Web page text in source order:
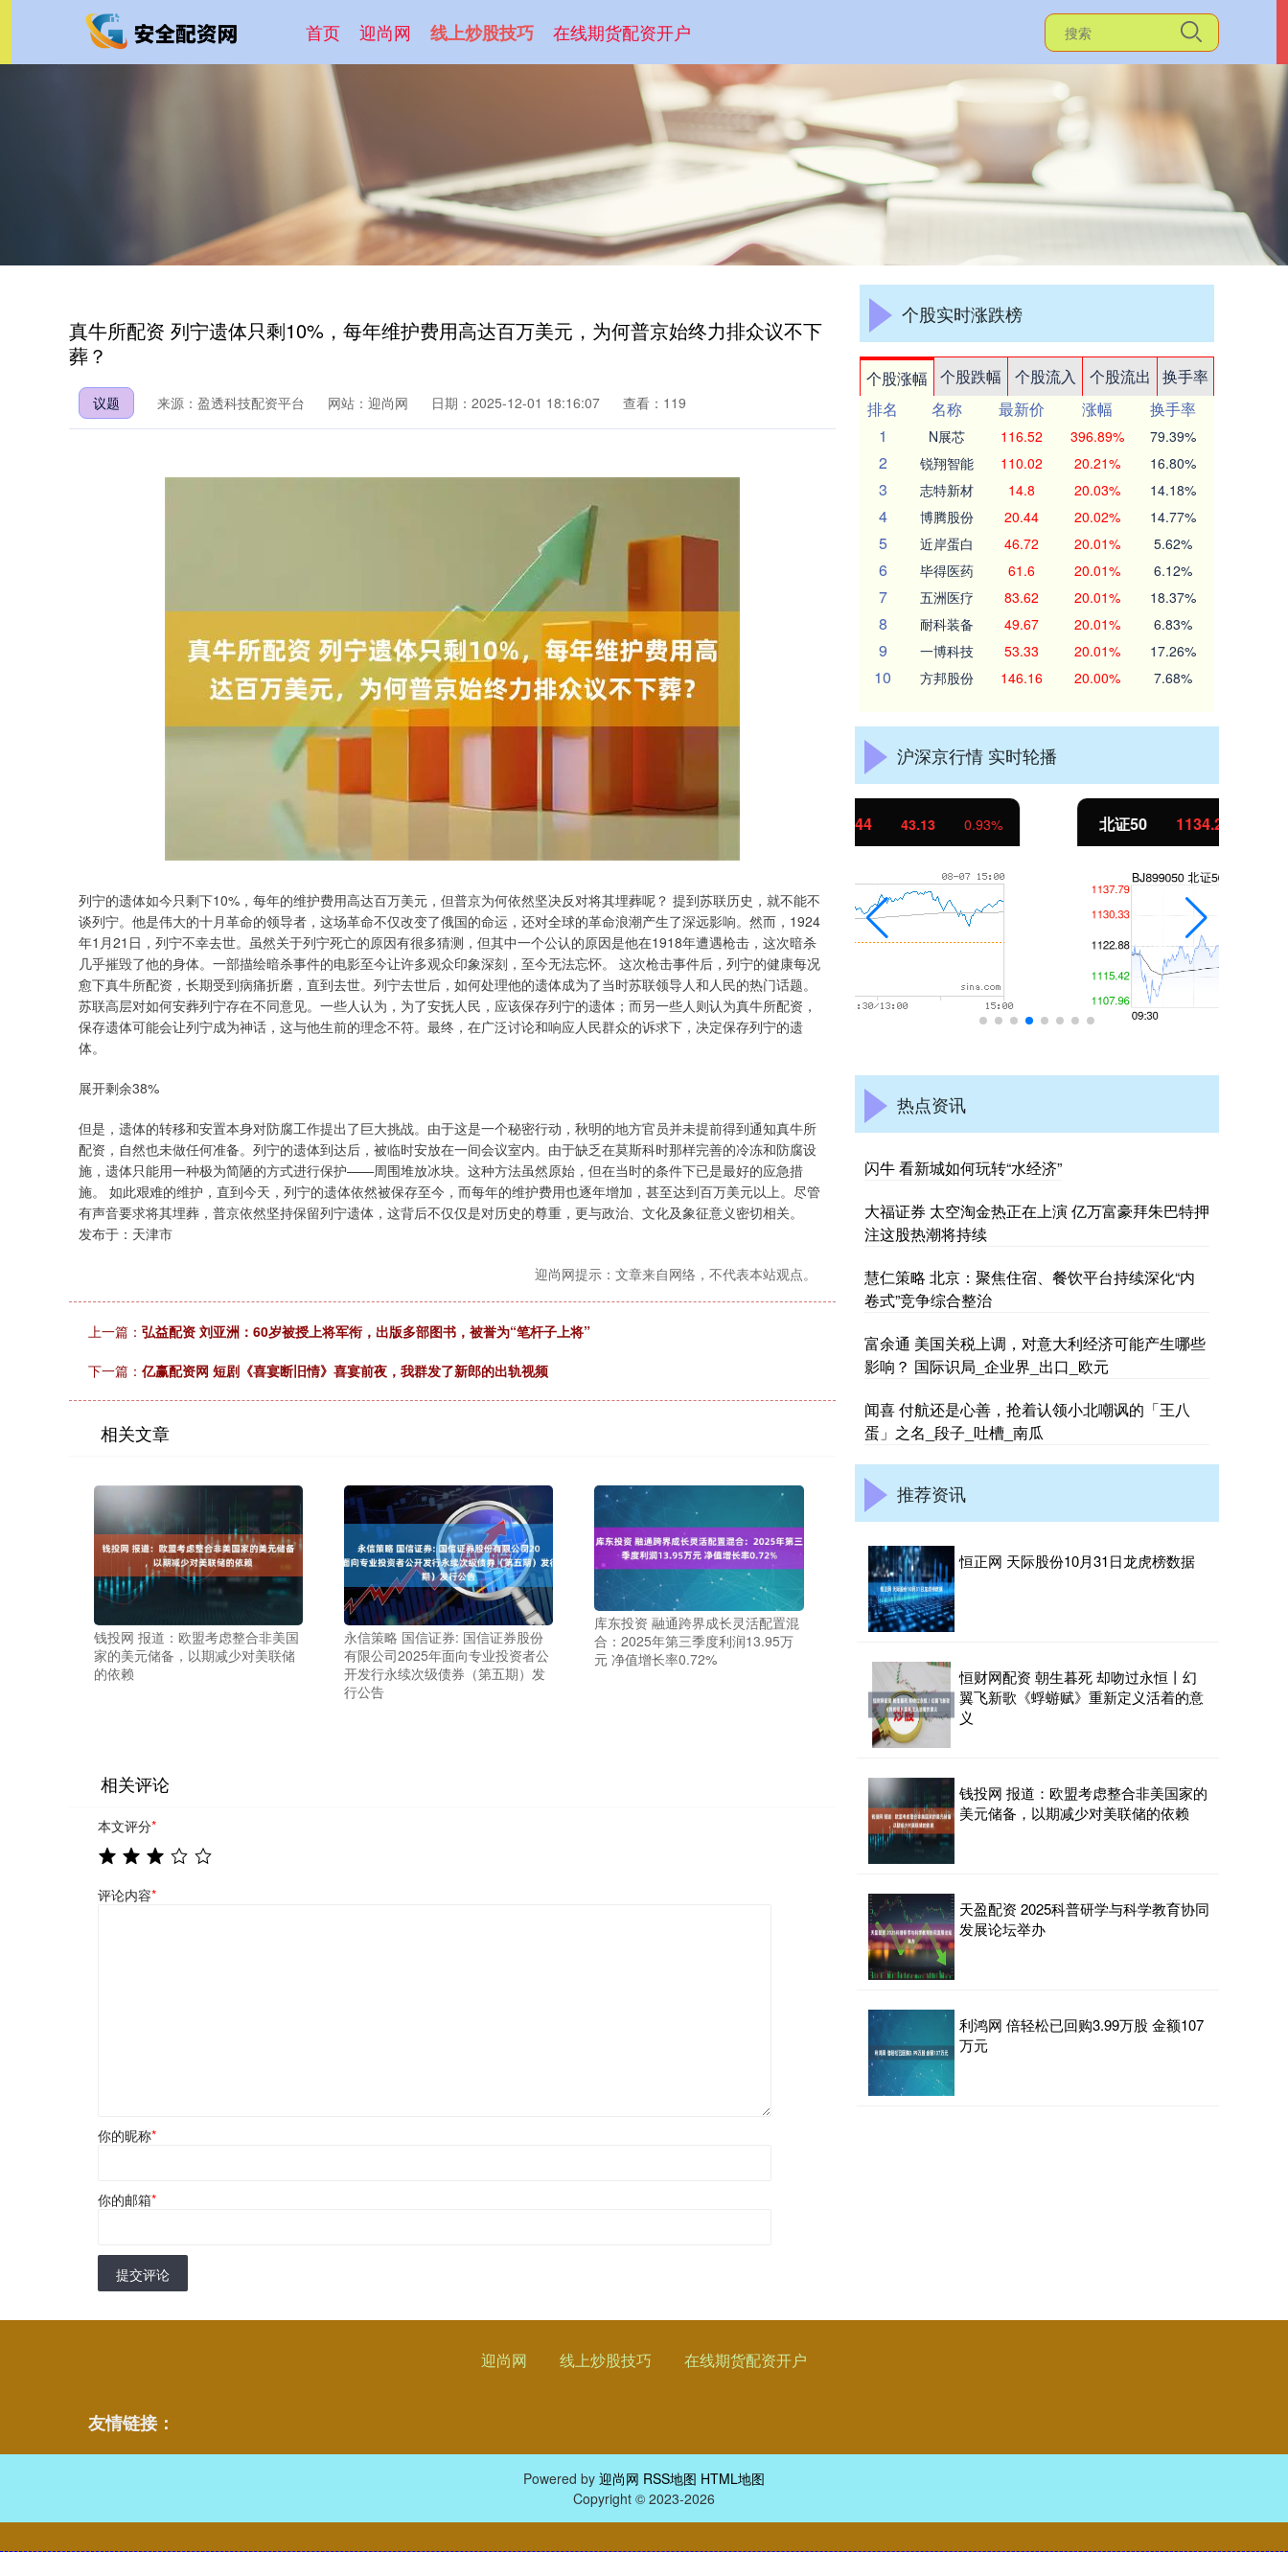
首页 迎尚网 线上炒股技巧 在线期货配资开户
真牛所配资 列宁遗体只剩10%，每年维护费用高达百万美元，为何普京始终力排众议不下
葬？
议题 来源：盈透科技配资平台 网站：迎尚网 日期：2025-12-01 18:16:07 查看：119
列宁的遗体如今只剩下10%，每年的维护费用高达百万美元，但普京为何依然坚决反对将其埋葬呢？ 提到苏联历史，就不能不
谈列宁。他是伟大的十月革命的领导者，这场革命不仅改变了俄国的命运，还对全球的革命浪潮产生了深远影响。然而，1924
年1月21日，列宁不幸去世。虽然关于列宁死亡的原因有很多猜测，但其中一个公认的原因是他在1918年遭遇枪击，这次暗杀
几乎摧毁了他的身体。一部描绘暗杀事件的电影至今让许多观众印象深刻，至今无法忘怀。 这次枪击事件后，列宁的健康每况
愈下真牛所配资，长期受到病痛折磨，直到去世。列宁去世后，如何处理他的遗体成为了当时苏联领导人和人民的热门话题。
苏联高层对如何安葬列宁存在不同意见。一些人认为，为了安抚人民，应该保存列宁的遗体；而另一些人则认为真牛所配资，
保存遗体可能会让列宁成为神话，这与他生前的理念不符。最终，在广泛讨论和响应人民群众的诉求下，决定保存列宁的遗
体。
展开剩余38%
但是，遗体的转移和安置本身对防腐工作提出了巨大挑战。由于这是一个秘密行动，秋明的地方官员并未提前得到通知真牛所
配资，自然也未做任何准备。列宁的遗体到达后，被临时安放在一间会议室内。由于缺乏在莫斯科时那样完善的冷冻和防腐设
施，遗体只能用一种极为简陋的方式进行保护——周围堆放冰块。这种方法虽然原始，但在当时的条件下已是最好的应急措
施。 如此艰难的维护，直到今天，列宁的遗体依然被保存至今，而每年的维护费用也逐年增加，甚至达到百万美元以上。尽管
有声音要求将其埋葬，普京依然坚持保留列宁遗体，这背后不仅仅是对历史的尊重，更与政治、文化及象征意义密切相关。
发布于：天津市
迎尚网提示：文章来自网络，不代表本站观点。
上一篇： 弘益配资 刘亚洲：60岁被授上将军衔，出版多部图书，被誉为“笔杆子上将”
下一篇： 亿赢配资网 短剧《喜宴断旧情》喜宴前夜，我群发了新郎的出轨视频
相关文章
钱投网 报道：欧盟考虑整合非美国
家的美元储备，以期减少对美联储
的依赖
永信策略 国信证券: 国信证券股份
有限公司2025年面向专业投资者公
开发行永续次级债券（第五期）发
行公告
库东投资 融通跨界成长灵活配置混
合：2025年第三季度利润13.95万
元 净值增长率0.72%
相关评论
本文评分*
评论内容*
你的昵称*
你的邮箱*
提交评论
个股实时涨跌榜
个股涨幅 个股跌幅 个股流入 个股流出
换手率
排名
名称 最新价 涨幅
换手率
1
N展芯 116.52 396.89% 79.39%
2 锐翔智能 110.02 20.21% 16.80%
3 志特新材 14.8 20.03% 14.18%
4 博腾股份 20.44 20.02% 14.77%
5 近岸蛋白 46.72 20.01% 5.62%
6 毕得医药 61.6 20.01% 6.12%
7 五洲医疗 83.62 20.01% 18.37%
8 耐科装备 49.67 20.01% 6.83%
9 一博科技 53.33 20.01% 17.26%
10 方邦股份 146.16 20.00% 7.68%
沪深京行情 实时轮播
14311.01 沪深300 4694.44 43.13 北证50 1134.24 11.37 1.01%
热点资讯
闪牛 看新城如何玩转“水经济”
大福证券 太空淘金热正在上演 亿万富豪拜朱巴特押
注这股热潮将持续
慧仁策略 北京：聚焦住宿、餐饮平台持续深化“内
卷式”竞争综合整治
富余通 美国关税上调，对意大利经济可能产生哪些
影响？ 国际识局_企业界_出口_欧元
闻喜 付航还是心善，抢着认领小北嘲讽的「王八
蛋」之名_段子_吐槽_南瓜
推荐资讯
恒正网 天际股份10月31日龙虎榜数据
恒财网配资 朝生暮死 却吻过永恒丨幻
翼飞新歌《蜉蝣赋》重新定义活着的意
义
钱投网 报道：欧盟考虑整合非美国家的
美元储备，以期减少对美联储的依赖
天盈配资 2025科普研学与科学教育协同
发展论坛举办
利鸿网 倍轻松已回购3.99万股 金额107
万元
迎尚网 线上炒股技巧 在线期货配资开户
友情链接：
Powered by 迎尚网 RSS地图 HTML地图
Copyright © 2023-2026